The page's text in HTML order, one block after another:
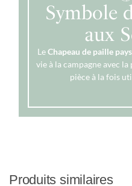
Symbole
aux
LeChapeau de paille
vie à la campagne avec
pièce à la fois
Produits similaires